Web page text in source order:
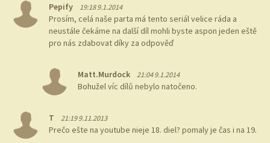
Pepify 19:18 9.1.2014
Prosím, celá naše parta má tento seriál velice ráda a
neustále čekáme na další díl mohli byste aspon jeden eště
pro nás zdabovat díky za odpověď
Matt.Murdock 21:04 9.1.2014
Bohužel víc dílů nebylo natočeno.
T 21:19 9.11.2013
Prečo ešte na youtube nieje 18. diel? pomaly je čas i na 19.